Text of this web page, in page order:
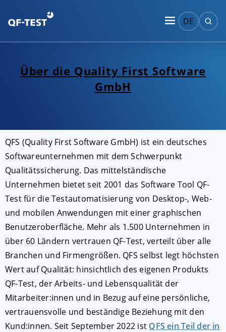
DE
Über die Quality First Software
GmbH
QFS (Quality First Software GmbH) ist ein deutsches
Softwareunternehmen mit dem Schwerpunkt
Qualitätssicherung. Das mittelständische
Unternehmen bietet seit 2001 das Software Tool QF-
Test für die Testautomatisierung von Desktop-, Web-
und mobilen Anwendungen mit einer graphischen
Benutzeroberfläche. Mehr als 1.500 Unternehmen in
über 60 Ländern vertrauen QF-Test, verteilt über alle
Branchen und Firmengrößen. QFS selbst legt höchsten
Wert auf Qualität: hinsichtlich des eigenen Produkts
QF-Test, der Arbeits- und Lebensqualität der
Mitarbeiter:innen und in Bezug auf eine persönliche,
vertrauensvolle und beständige Beziehung mit den
Kund:innen. Seit September 2022 ist QFS ein Teil der in